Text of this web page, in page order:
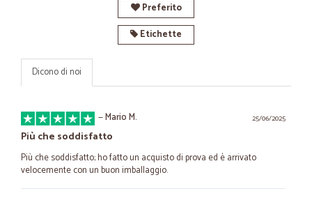
Preferito
Etichette
Dicono di noi
25/06/2025
—Mario M.
Più che soddisfatto
Più che soddisfatto; ho fatto un acquisto di prova ed è arrivato
velocemente con un buon imballaggio.